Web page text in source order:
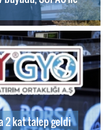
2 kat talep geldi